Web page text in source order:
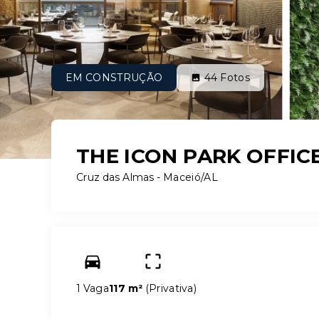
EM CONSTRUÇÃO 44 Fotos
THE ICON PARK
Cruz das Almas - Maceió/AL
1 Vaga117 m² (Privativa)